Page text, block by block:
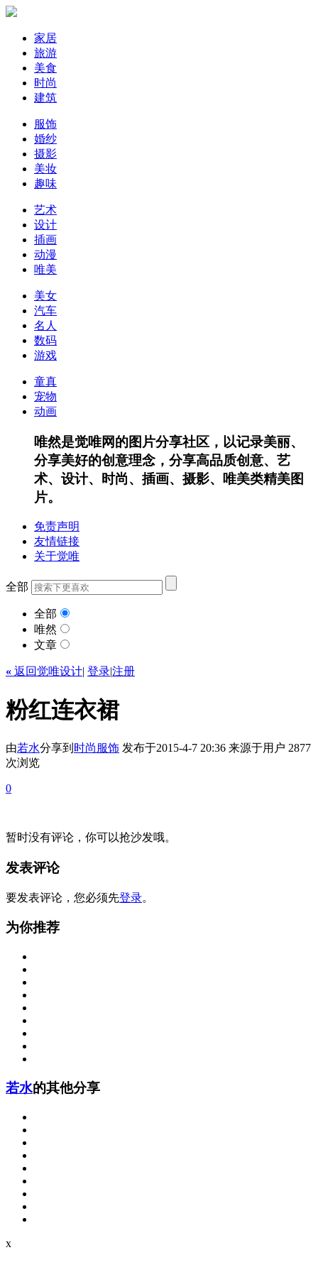
家居
旅游
美食
时尚
建筑
服饰
婚纱
摄影
美妆
趣味
艺术
设计
插画
动漫
唯美
美女
汽车
名人
数码
游戏
童真
宠物
动画
唯然是觉唯网的图片分享社区，以记录美丽、
分享美好的创意理念，分享高品质创意、艺
术、设计、时尚、插画、摄影、唯美类精美图
片。
免责声明
友情链接
关于觉唯
全部
全部
唯然
文章
« 返回觉唯设计| 登录|注册
粉红连衣裙
由若水分享到 时尚 服饰 发布于2015-4-7 20:36 来源于用户 2877
次浏览
0
暂时没有评论，你可以抢沙发哦。
发表评论
要发表评论，您必须先登录。
为你推荐
若水的其他分享
x